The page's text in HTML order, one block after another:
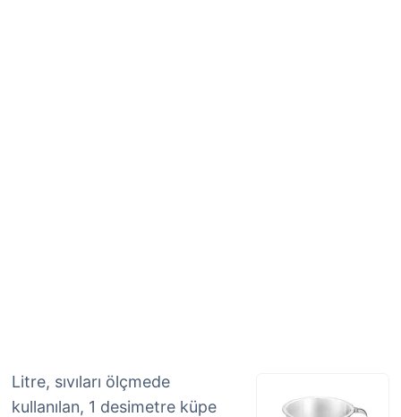
Litre, sıvıları ölçmede
kullanılan, 1 desimetre küpe